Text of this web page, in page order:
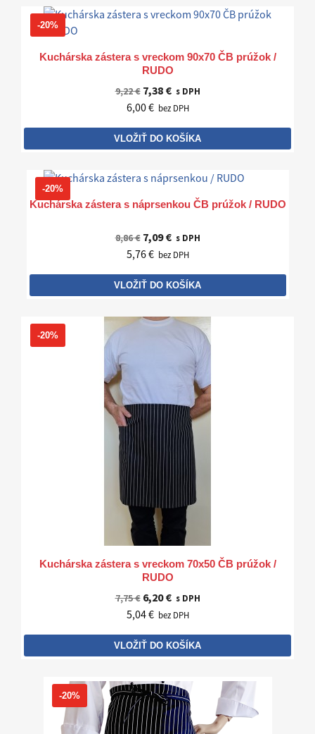
Kuchárska zástera s vreckom 90x70 ČB prúžok /
RUDO
9,22 € 7,38 € s DPH
6,00 € bez DPH
VLOŽIŤ DO KOŠÍKA
-20%
Kuchárska zástera s náprsenkou ČB prúžok / RUDO
8,86 € 7,09 € s DPH
5,76 € bez DPH
VLOŽIŤ DO KOŠÍKA
-20%
Kuchárska zástera s vreckom 70x50 ČB prúžok /
RUDO
7,75 € 6,20 € s DPH
5,04 € bez DPH
VLOŽIŤ DO KOŠÍKA
-20%
-20%